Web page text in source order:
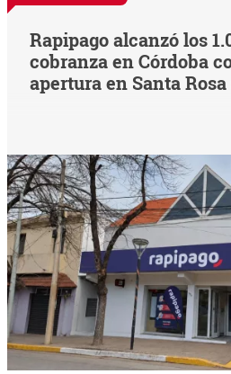
Rapipago alcanzó los
cobranza en Córdoba
apertura en Santa